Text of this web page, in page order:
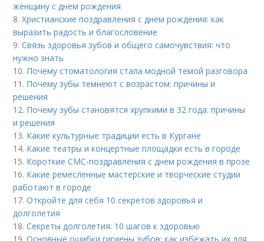
женщину с днем рождения
8.Христианские поздравления с днем рождения: как
выразить радость и благословение
9.Связь здоровья зубов и общего самочувствия: что
нужно знать
10. Почему стоматология стала модной темой разговора
11. Почему зубы темнеют с возрастом: причины и
решения
12. Почему зубы становятся хрупкими в 32 года: причины
и решения
13. Какие культурные традиции есть в Кургане
14. Какие театры и концертные площадки есть в городе
15. Короткие СМС-поздравления с днем рождения в прозе
16. Какие ремесленные мастерские и творческие студии
работают в городе
17.Откройте для себя 10 секретов здоровья и
долголетия
18.Секреты долголетия: 10 шагов к здоровью